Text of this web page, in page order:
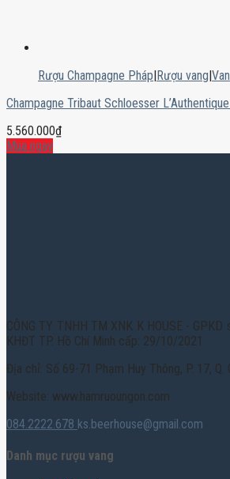
Rượu Champagne Pháp|Rượu vang|
Champagne Tribaut Schloesser
5.560.000₫
Mua ngay
CÔNG TY TNHH TM XNK K HOUSE -
KHĐT TP. Hồ Chí Minh cấp: 29/10/2021
Địa chỉ: Số 69-71 Phạm Huy Thông, P. 17, Q.
Website: www.hamruoungon.com
084.2222.678 ks.beerhouse@gmail.com
Danh mục rượu vang